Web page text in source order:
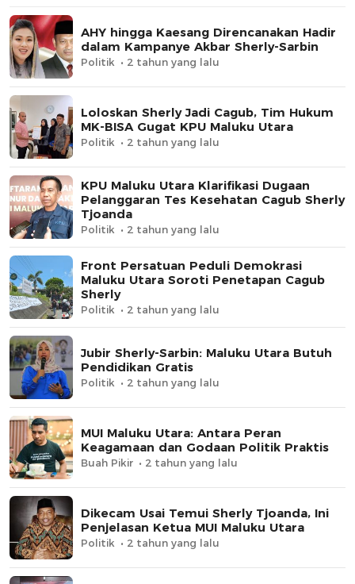
AHY hingga Kaesang Direncanakan Hadir
dalam Kampanye Akbar Sherly-Sarbin
Politik 2 tahun yang lalu
Loloskan Sherly Jadi Cagub, Tim Hukum
MK-BISA Gugat KPU Maluku Utara
Politik 2 tahun yang lalu
KPU Maluku Utara Klarifikasi Dugaan
Pelanggaran Tes Kesehatan Cagub Sherly
Tjoanda
Politik 2 tahun yang lalu
Front Persatuan Peduli Demokrasi
Maluku Utara Soroti Penetapan Cagub
Sherly
Politik 2 tahun yang lalu
Jubir Sherly-Sarbin: Maluku Utara Butuh
Pendidikan Gratis
Politik 2 tahun yang lalu
MUI Maluku Utara: Antara Peran
Keagamaan dan Godaan Politik Praktis
Buah Pikir 2 tahun yang lalu
Dikecam Usai Temui Sherly Tjoanda, Ini
Penjelasan Ketua MUI Maluku Utara
Politik 2 tahun yang lalu